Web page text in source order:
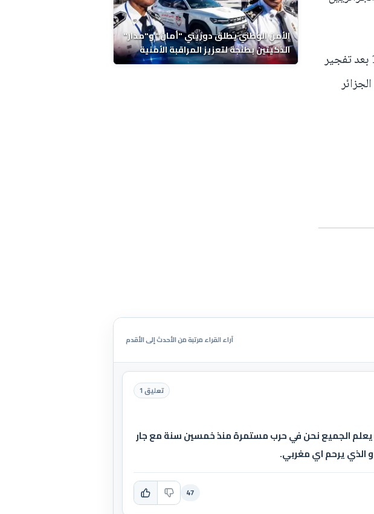
الأمن الوطني يطلق دوريتي "أمان" و"مدار"
الذكيتين بطنجة لتعزيز المراقبة الأمنية
جدير بالذكر أن المغرب فرض التأشيرة على الجزائريين لأول مرة في عام 1994 بعد تفجير
آراء القراء مرتبة من الأحدث إلى الأقدم
تعليق 1
يعلم الجميع نحن في حرب مستمرة منذ خمسين سنة مع جار
الذي يرحم اي مغربي.
47